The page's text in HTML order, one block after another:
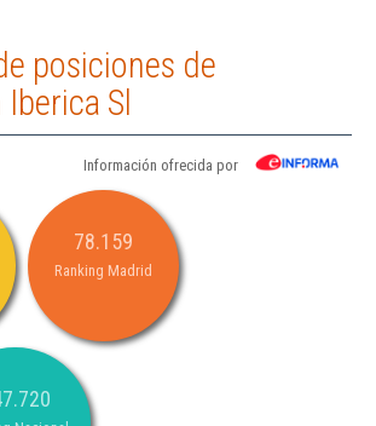
posiciones de
Sl
Información ofrecida por
78.159
Ranking Madrid